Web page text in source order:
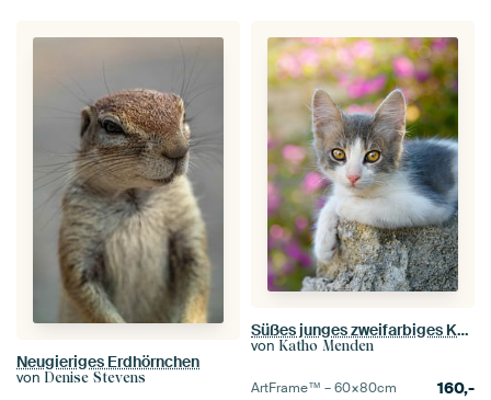
Neugieriges Erdhörnchen
von Denise Stevens
Süßes junges zweifarbiges Katzenbaby
von Katho Menden
ArtFrame™ –60×80cm 160,-